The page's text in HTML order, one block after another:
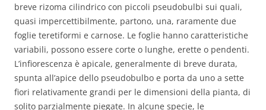
breve rizoma cilindrico con piccoli pseudobulbi sui quali,
quasi impercettibilmente, partono, una, raramente due
foglie teretiformi e carnose. Le foglie hanno caratteristiche
variabili, possono essere corte o lunghe, erette o pendenti.
L’infiorescenza è apicale, generalmente di breve durata,
spunta all’apice dello pseudobulbo e porta da uno a sette
fiori relativamente grandi per le dimensioni della pianta, di
solito parzialmente piegate. In alcune specie, le